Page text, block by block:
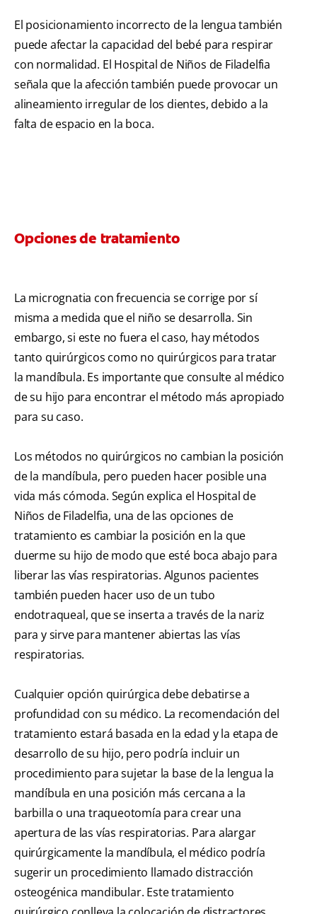
El posicionamiento incorrecto de la lengua también
puede afectar la capacidad del bebé para respirar
con normalidad. El Hospital de Niños de Filadelfia
señala que la afección también puede provocar un
alineamiento irregular de los dientes, debido a la
falta de espacio en la boca.
Opciones de tratamiento
La micrognatia con frecuencia se corrige por sí
misma a medida que el niño se desarrolla. Sin
embargo, si este no fuera el caso, hay métodos
tanto quirúrgicos como no quirúrgicos para tratar
la mandíbula. Es importante que consulte al médico
de su hijo para encontrar el método más apropiado
para su caso.
Los métodos no quirúrgicos no cambian la posición
de la mandíbula, pero pueden hacer posible una
vida más cómoda. Según explica el Hospital de
Niños de Filadelfia, una de las opciones de
tratamiento es cambiar la posición en la que
duerme su hijo de modo que esté boca abajo para
liberar las vías respiratorias. Algunos pacientes
también pueden hacer uso de un tubo
endotraqueal, que se inserta a través de la nariz
para y sirve para mantener abiertas las vías
respiratorias.
Cualquier opción quirúrgica debe debatirse a
profundidad con su médico. La recomendación del
tratamiento estará basada en la edad y la etapa de
desarrollo de su hijo, pero podría incluir un
procedimiento para sujetar la base de la lengua la
mandíbula en una posición más cercana a la
barbilla o una traqueotomía para crear una
apertura de las vías respiratorias. Para alargar
quirúrgicamente la mandíbula, el médico podría
sugerir un procedimiento llamado distracción
osteogénica mandibular. Este tratamiento